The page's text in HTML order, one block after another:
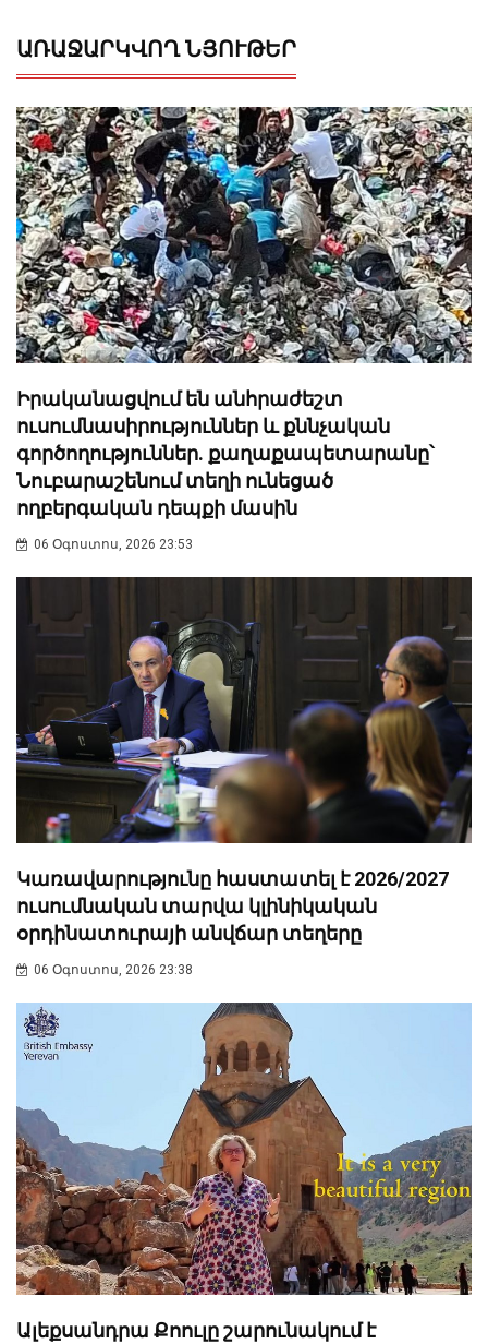
ԱՌԱՋԱՐԿՎՈՂ ՆՅՈՒԹԵՐ
Իրականացվում են անհրաժեշտ
ուսումնասիրություններ և քննչական
գործողություններ. քաղաքապետարանը՝
Նուբարաշենում տեղի ունեցած
ողբերգական դեպքի մասին
06 Օգոստոս, 2026 23:53
Կառավարությունը հաստատել է 2026/2027
ուսումնական տարվա կլինիկական
օրդինատուրայի անվճար տեղերը
06 Օգոստոս, 2026 23:38
Ալեքսանդրա Քոուլը շարունակում է